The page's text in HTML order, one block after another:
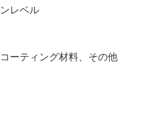
レベル
ーティング材料、その他